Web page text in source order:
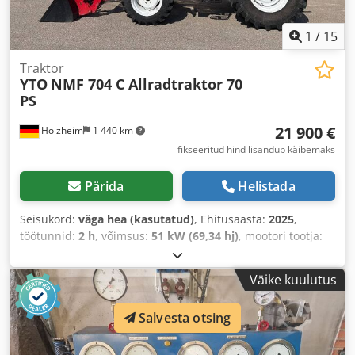
1 / 15
Holzheim 1 440 km
Traktor
YTO NMF 704 C Allradtraktor 70
PS
21 900 €
fikseeritud hind lisandub käibemaks
Pärida Helistada
Seisukord: väga hea (kasutatud), Ehitusaasta: 2025,
töötunnid: 2 h, võimsus: 51 kW (69,34 hj), mootori tootja:
, eesrattarehvi suurus:
suurus:420/85 R24, Varustus:kliimaseade,
Väike kuulutus
Salvesta otsing